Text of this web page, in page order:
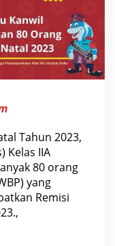
Tahun 2023,
Kelas IIA
80 orang
yang
Remisi